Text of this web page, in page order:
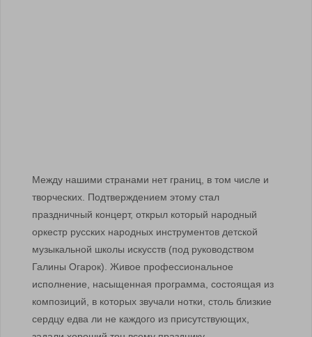
Между нашими странами нет границ, в том числе и
творческих. Подтверждением этому стал
праздничный концерт, открыл который народный
оркестр русских народных инструментов детской
музыкальной школы искусств (под руководством
Галины Огарок). Живое профессиональное
исполнение, насыщенная программа, состоящая из
композиций, в которых звучали нотки, столь близкие
сердцу едва ли не каждого из присутствующих,